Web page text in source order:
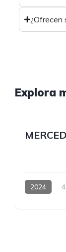
¿Ofrecen
Explora
1
2024